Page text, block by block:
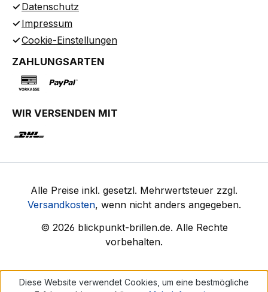
Datenschutz
Impressum
Cookie-Einstellungen
ZAHLUNGSARTEN
WIR VERSENDEN MIT
Alle Preise inkl. gesetzl. Mehrwertsteuer zzgl.
Versandkosten, wenn nicht anders angegeben.
© 2026 blickpunkt-brillen.de. Alle Rechte
vorbehalten.
Diese Website verwendet Cookies, um eine bestmögliche